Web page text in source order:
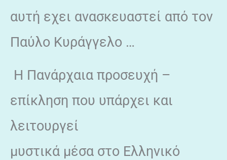
αυτή εχει ανασκευαστεί από τον
Παύλο Κυράγγελο …
Η Πανάρχαια προσευχή –
επίκληση που υπάρχει και
λειτουργεί
μυστικά μέσα στο Ελληνικό